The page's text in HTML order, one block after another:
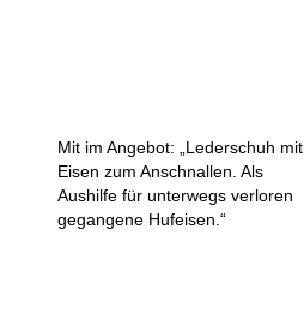
Mit im Angebot: „Lederschuh mit
Eisen zum Anschnallen. Als
Aushilfe für unterwegs verloren
gegangene Hufeisen.“